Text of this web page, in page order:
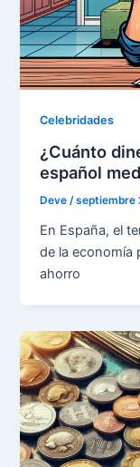
Celebridades
¿Cuánto
español
Deve/septiembre
En España, el
de la economía
ahorro